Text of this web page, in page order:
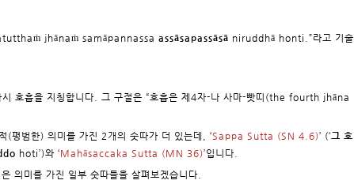
jhānaṁ samāpannassa assāsapassāsā niruddhā honti.”라고 기술
호흡을 지칭합니다. 그 구절은 “호흡은 제4자-나 사마-빳띠(the fourth jhāna
평범한) 의미를 가진 2개의 숫따가 더 있는데, ‘Sappa Sutta (SN 4.6)’ (‘그 호
hoti’)와 ‘Mahāsaccaka Sutta (MN 36)’입니다.
의미를 가진 일부 숫따들을 살펴보겠습니다.